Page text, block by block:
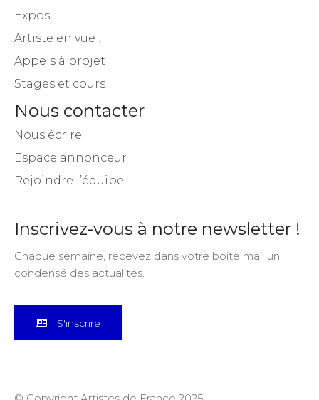
Expos
Artiste en vue !
Appels à projet
Stages et cours
Nous contacter
Nous écrire
Espace annonceur
Rejoindre l’équipe
Inscrivez-vous à notre newsletter !
Chaque semaine, recevez dans votre boite mail un
condensé des actualités.
S'inscrire